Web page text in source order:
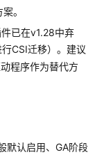
。
已在v1.28中弃
CSI迁移）。建议
程序作为替代方
默认启用、GA阶段